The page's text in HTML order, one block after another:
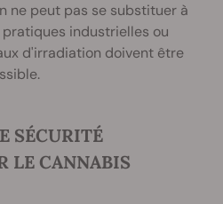
ne peut pas se substituer à
industrielles ou
d'irradiation doivent être
SÉCURITÉ
LE CANNABIS